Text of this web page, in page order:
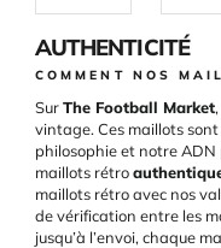
AUTHENTICITÉ
COMMENT NOS
SurThe Football Market
vintage. Ces maillots
philosophie et notre
maillots rétro
maillots rétro avec nos
de vérification entre les
jusqu’à l’envoi, chaque